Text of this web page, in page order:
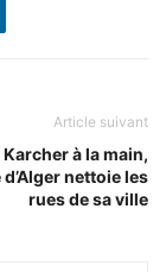
Article suivant
à la main,
nettoie les
rues de sa ville